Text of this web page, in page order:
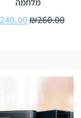
₪260.00
240.00